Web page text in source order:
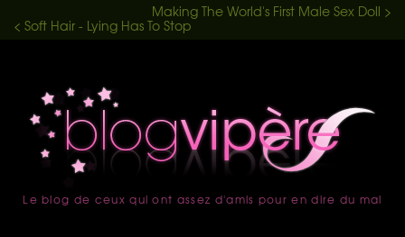
Making The World's First Male Sex Doll >
< Soft Hair - Lying Has To Stop
accueil
Le blog de ceux qui ont assez d'amis pour en dire du mal